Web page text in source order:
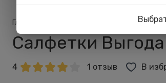
Главная Всё для дома /
Салфетки
4 1 отзыв В